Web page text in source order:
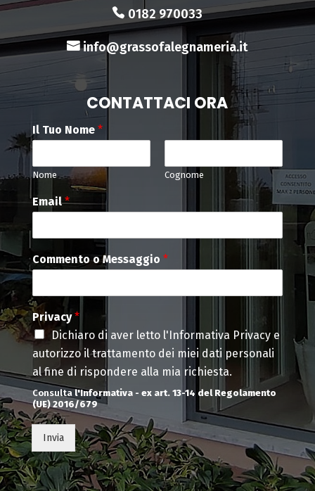
0182 970033
info@grassofalegnameria.it
CONTATTACI ORA
Il Tuo Nome *
Nome Cognome
Email*
Commento o Messaggio *
Privacy*
Dichiaro di aver letto l'Informativa Privacy e
autorizzo il trattamento dei miei dati personali
al fine di rispondere alla mia richiesta.
Consulta l'Informativa - ex art. 13-14 del Regolamento
(UE) 2016/679
Invia